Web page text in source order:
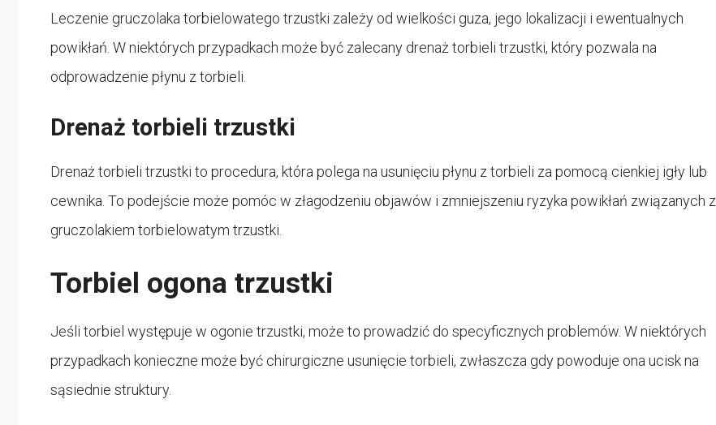
Leczenie gruczolaka torbielowatego trzustki zależy od wielkości guza, jego lokalizacji i ewentualnych
powikłań. W niektórych przypadkach może być zalecany drenaż torbieli trzustki, który pozwala na
odprowadzenie płynu z torbieli.
Drenaż torbieli trzustki
Drenaż torbieli trzustki to procedura, która polega na usunięciu płynu z torbieli za pomocą cienkiej igły lub
cewnika. To podejście może pomóc w złagodzeniu objawów i zmniejszeniu ryzyka powikłań związanych z
gruczolakiem torbielowatym trzustki.
Torbiel ogona trzustki
Jeśli torbiel występuje w ogonie trzustki, może to prowadzić do specyficznych problemów. W niektórych
przypadkach konieczne może być chirurgiczne usunięcie torbieli, zwłaszcza gdy powoduje ona ucisk na
sąsiednie struktury.